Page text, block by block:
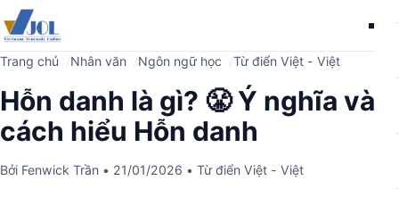
Trang chủ Nhân văn Ngôn ngữ học Từ điển Việt - Việt
Hỗn danh là gì? 😤 Ý nghĩa và
cách hiểu Hỗn danh
Bởi Fenwick Trần • 21/01/2026 • Từ điển Việt - Việt